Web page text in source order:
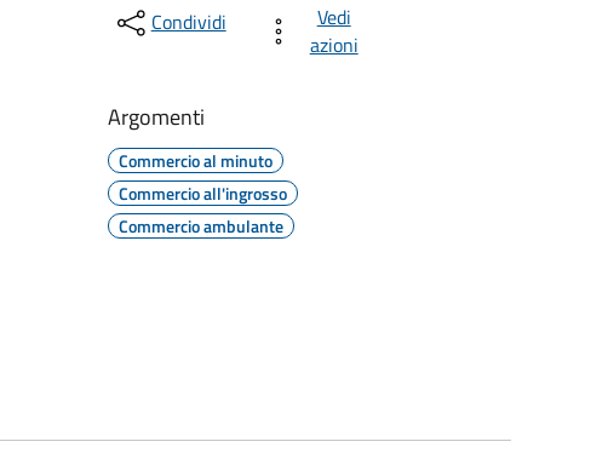
Condividi
Vedi
azioni
Argomenti
Commercio al minuto
Commercio all'ingrosso
Commercio ambulante